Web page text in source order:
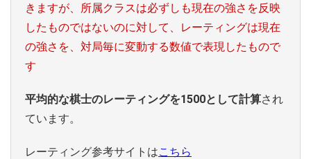
きますが、所属クラスは必ずしも現在の強さを反映
したものではないのに対して、レーティングは現在
の強さを、対局毎に変動する数値で表現したもので
す
平均的な棋士のレーティングを1500として計算され
ています。
レーティング参考サイトはこちら